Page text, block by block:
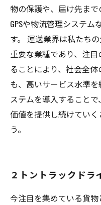
物の保護や、届け先ま
GPSや物流管理システ
す。 運送業界は私たち
重要な業種であり、注
ることにより、社会全
も、高いサービス水準
ステムを導入すること
価値を提供し続けてい
う。
２トントラックドラ
今注目を集めている貨